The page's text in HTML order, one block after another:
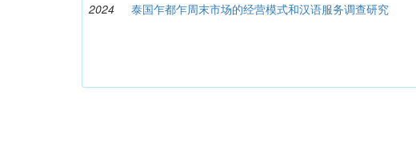
2024 泰国乍都乍周末市场的经营模式和汉语服务调查研究